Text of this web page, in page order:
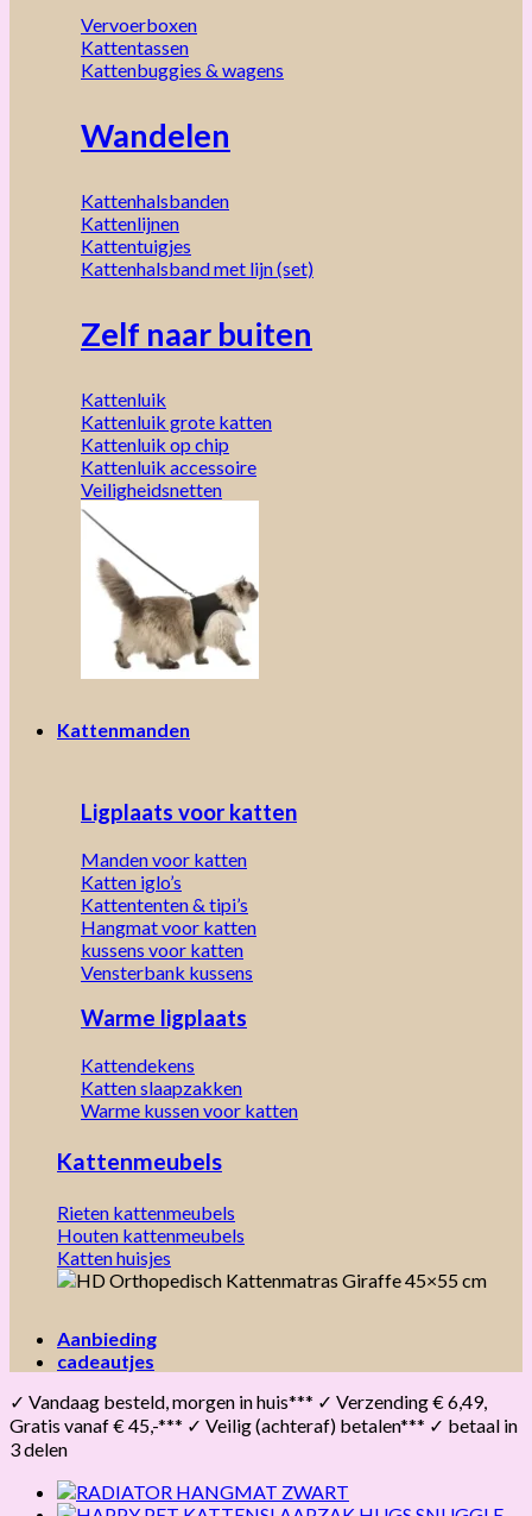
Vervoerboxen
Kattentassen
Kattenbuggies & wagens
Wandelen
Kattenhalsbanden
Kattenlijnen
Kattentuigjes
Kattenhalsband met lijn (set)
Zelf naar buiten
Kattenluik
Kattenluik grote katten
Kattenluik op chip
Kattenluik accessoire
Veiligheidsnetten
Kattenmanden
Ligplaats voor katten
Manden voor katten
Katten iglo’s
Kattententen & tipi’s
Hangmat voor katten
kussens voor katten
Vensterbank kussens
Warme ligplaats
Kattendekens
Katten slaapzakken
Warme kussen voor katten
Kattenmeubels
Rieten kattenmeubels
Houten kattenmeubels
Katten huisjes
Aanbieding
cadeautjes
✓ Vandaag besteld, morgen in huis*** ✓ Verzending € 6,49,
Gratis vanaf € 45,-*** ✓ Veilig (achteraf) betalen*** ✓ betaal in
3 delen